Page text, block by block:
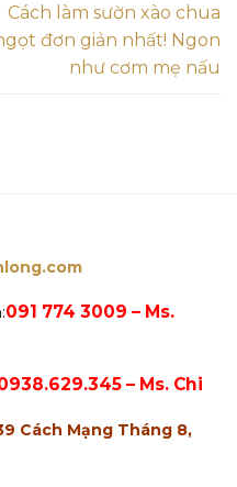
Cách làm sườn xào chua
đơn giản nhất! Ngon
như cơm mẹ nấu
091 774 3009 – Ms.
– Ms. Chi
Cách Mạng Tháng 8,